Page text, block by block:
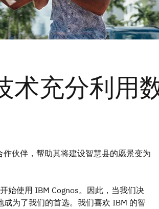
伙伴，帮助其将建设智慧县的愿景变为
始使用 IBM Cognos。因此，当我们决
为了我们的首选。我们喜欢 IBM 的智